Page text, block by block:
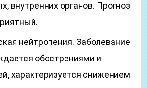
внутренних органов. Прогноз
нейтропения. Заболевание
обострениями и
характеризуется снижением